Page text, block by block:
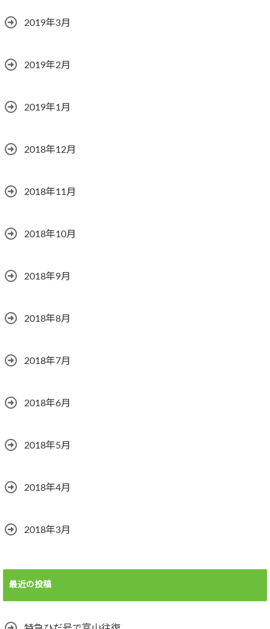
2019年3月
2019年2月
2019年1月
2018年12月
2018年11月
2018年10月
2018年9月
2018年8月
2018年7月
2018年6月
2018年5月
2018年4月
2018年3月
最近の投稿